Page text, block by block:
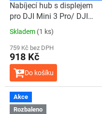
Nabíjecí hub s displejem
pro DJI Mini 3 Pro/ DJI
Mini 3/ DJI Mini 4 Pro
Skladem (1 ks)
759 Kč bez DPH
918 Kč
Do košíku
Akce
Rozbaleno